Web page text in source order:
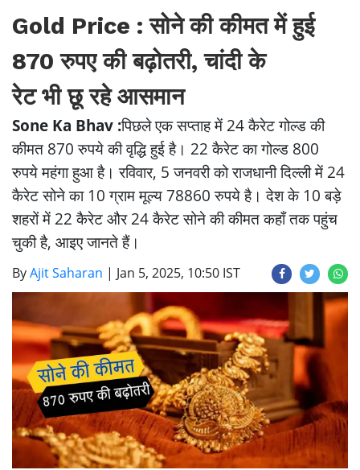
Gold Price : सोने की कीमत में हुई
870 रुपए की बढ़ोतरी, चांदी के
रेट भी छू रहे आसमान
Sone Ka Bhav :पिछले एक सप्ताह में 24 कैरेट गोल्ड की
कीमत 870 रुपये की वृद्धि हुई है। 22 कैरेट का गोल्ड 800
रुपये महंगा हुआ है। रविवार, 5 जनवरी को राजधानी दिल्ली में 24
कैरेट सोने का 10 ग्राम मूल्य 78860 रुपये है। देश के 10 बड़े
शहरों में 22 कैरेट और 24 कैरेट सोने की कीमत कहाँ तक पहुंच
चुकी है, आइए जानते हैं।
ByAjit Saharan | Jan 5, 2025, 10:50 IST